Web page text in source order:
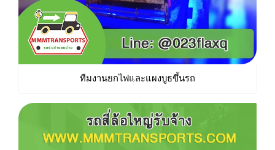
ทีมงานยกไฟและแผงบูธขึ้นรถ